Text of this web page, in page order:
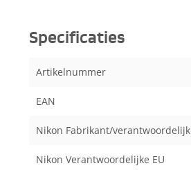
Specificaties
Artikelnummer
EAN
Nikon Fabrikant/
Nikon Verantwoordelijke EU